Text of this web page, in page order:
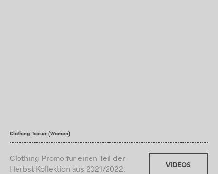
Clothing Teaser (Women)
Clothing Promo fur einen Teil der
Herbst-Kollektion aus 2021/2022.
VIDEOS